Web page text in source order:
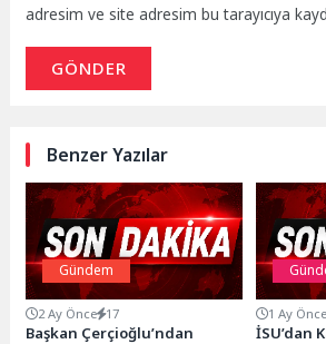
adresim ve site adresim bu tarayıcıya
GÖNDER
Benzer Yazılar
Gündem
2 Ay Önce 17
Başkan Çerçioğlu’ndan
1 Ay Önce
İSU’dan